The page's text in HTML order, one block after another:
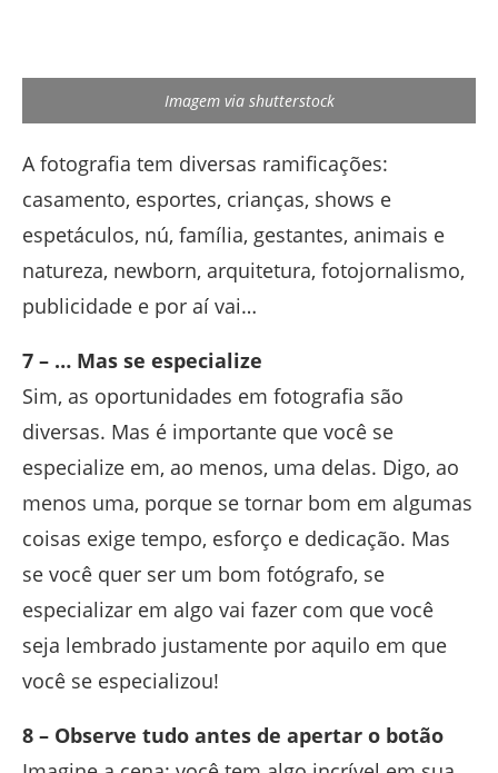
Imagem via shutterstock
A fotografia tem diversas ramificações:
casamento, esportes, crianças, shows e
espetáculos, nú, família, gestantes, animais e
natureza, newborn, arquitetura, fotojornalismo,
publicidade e por aí vai…
7 – … Mas se especialize
Sim, as oportunidades em fotografia são
diversas. Mas é importante que você se
especialize em, ao menos, uma delas. Digo, ao
menos uma, porque se tornar bom em algumas
coisas exige tempo, esforço e dedicação. Mas
se você quer ser um bom fotógrafo, se
especializar em algo vai fazer com que você
seja lembrado justamente por aquilo em que
você se especializou!
8 – Observe tudo antes de apertar o botão